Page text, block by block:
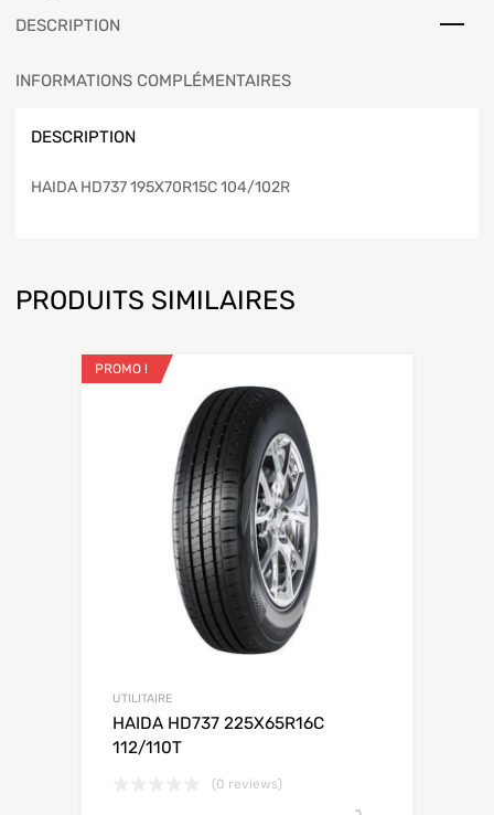
DESCRIPTION
INFORMATIONS COMPLÉMENTAIRES
DESCRIPTION
HAIDA HD737 195X70R15C 104/102R
PRODUITS SIMILAIRES
PROMO !
UTILITAIRE
HAIDA HD737 225X65R16C
112/110T
(0 reviews)